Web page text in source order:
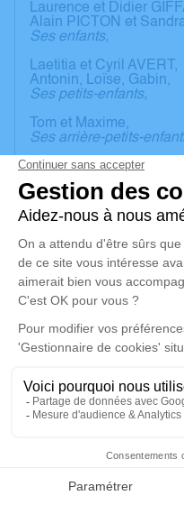
Faire-part
Laurence et Didier
Alain PICTON et
Ses enfants,
Laetitia et Cyril AVERT,
Antonin, Loïse, Gabin,
Ses petits-enfants,
Tom et Maxime,
Ses arrière-petits-
Baptiste, Alexandre, et
Ses arrière-petits-
Jo et Marie-Claude
Son frère et sa belle-
Sa sœur,
Ses neveux et nièces,
Toute la famille et ses
Ont la douleur de
Madame
Survenu le lundi
Une cérémonie
Mardi 10 décembre